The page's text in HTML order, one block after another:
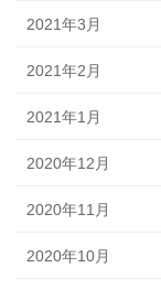
2021年3月
2021年2月
2021年1月
2020年12月
2020年11月
2020年10月